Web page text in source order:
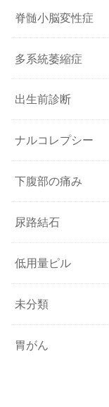
脊髄小脳変性症
多系統萎縮症
出生前診断
ナルコレプシー
下腹部の痛み
尿路結石
低用量ピル
未分類
胃がん